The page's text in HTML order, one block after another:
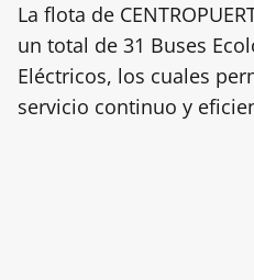
La flota de
un total de 31 Buses
Eléctricos, los cuales
servicio continuo y